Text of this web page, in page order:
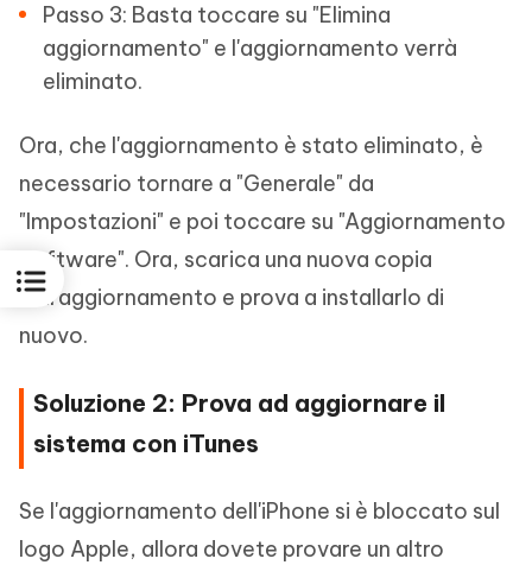
Passo 3: Basta toccare su "Elimina
aggiornamento" e l'aggiornamento verrà
eliminato.
Ora, che l'aggiornamento è stato eliminato, è
necessario tornare a "Generale" da
"Impostazioni" e poi toccare su "Aggiornamento
Software". Ora, scarica una nuova copia
dell'aggiornamento e prova a installarlo di
nuovo.
Soluzione 2: Prova ad aggiornare il
sistema con iTunes
Se l'aggiornamento dell'iPhone si è bloccato sul
logo Apple, allora dovete provare un altro